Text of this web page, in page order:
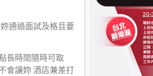
通過面試及格且要
長時間隨時可取
會讓妳 酒店兼差打